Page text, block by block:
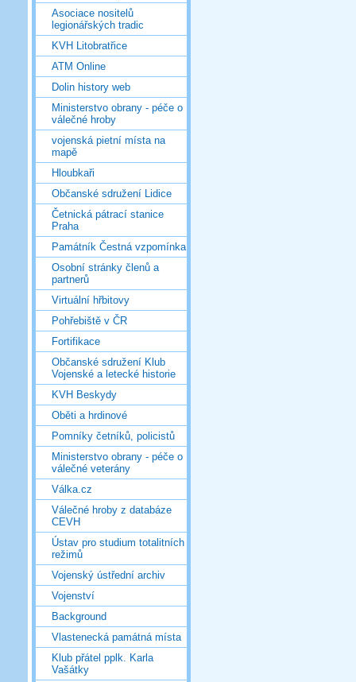
Asociace nositelů
legionářských tradic
KVH Litobratřice
ATM Online
Dolin history web
Ministerstvo obrany - péče o
válečné hroby
vojenská pietní místa na
mapě
Hloubkaři
Občanské sdružení Lidice
Četnická pátrací stanice
Praha
Památník Čestná vzpomínka
Osobní stránky členů a
partnerů
Virtuální hřbitovy
Pohřebiště v ČR
Fortifikace
Občanské sdružení Klub
Vojenské a letecké historie
KVH Beskydy
Oběti a hrdinové
Pomníky četníků, policistů
Ministerstvo obrany - péče o
válečné veterány
Válka.cz
Válečné hroby z databáze
CEVH
Ústav pro studium totalitních
režimů
Vojenský ústřední archiv
Vojenství
Background
Vlastenecká památná místa
Klub přátel pplk. Karla
Vašátky